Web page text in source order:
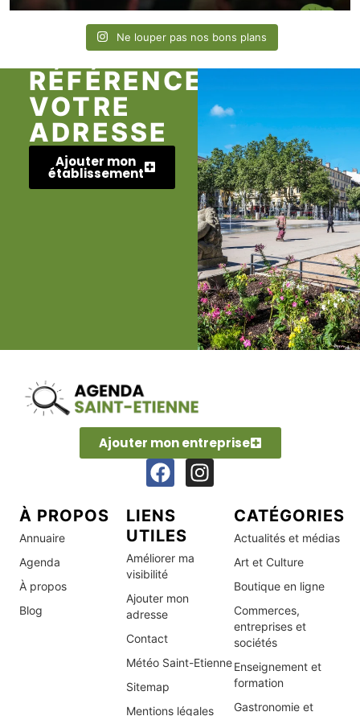
Ne louper pas nos bons plans
RÉFÉRENCEZ
VOTRE
ADRESSE
Ajouter mon
établissement
Ajouter mon entreprise
À PROPOS
Annuaire
Agenda
À propos
Blog
LIENS
UTILES
Améliorer ma
visibilité
Ajouter mon
adresse
Contact
Météo Saint-Etienne
Sitemap
Mentions légales
CATÉGORIES
Actualités et médias
Art et Culture
Boutique en ligne
Commerces,
entreprises et
sociétés
Enseignement et
formation
Gastronomie et